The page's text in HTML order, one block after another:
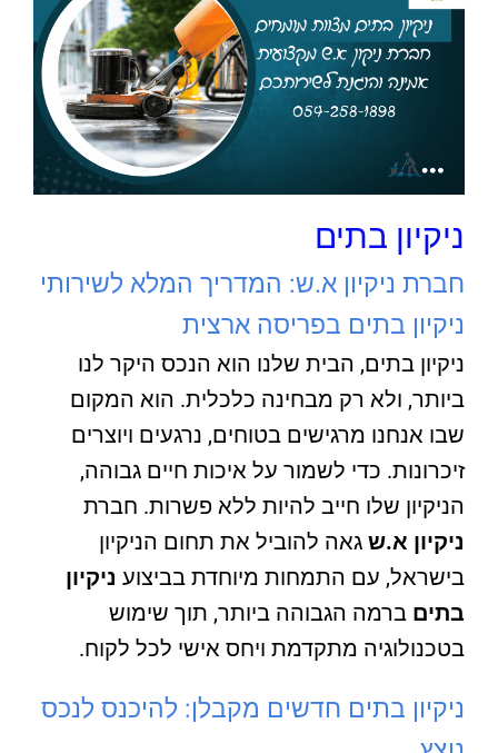
ניקיון בתים
חברת ניקיון א.ש: המדריך המלא לשירותי
ניקיון בתים בפריסה ארצית
ניקיון בתים, הבית שלנו הוא הנכס היקר לנו
ביותר, ולא רק מבחינה כלכלית. הוא המקום
שבו אנחנו מרגישים בטוחים, נרגעים ויוצרים
זיכרונות. כדי לשמור על איכות חיים גבוהה,
הניקיון שלו חייב להיות ללא פשרות. חברת
ניקיון א.ש גאה להוביל את תחום הניקיון
בישראל, עם התמחות מיוחדת בביצוע ניקיון
בתים ברמה הגבוהה ביותר, תוך שימוש
בטכנולוגיה מתקדמת ויחס אישי לכל לקוח.
ניקיון בתים חדשים מקבלן: להיכנס לנכס